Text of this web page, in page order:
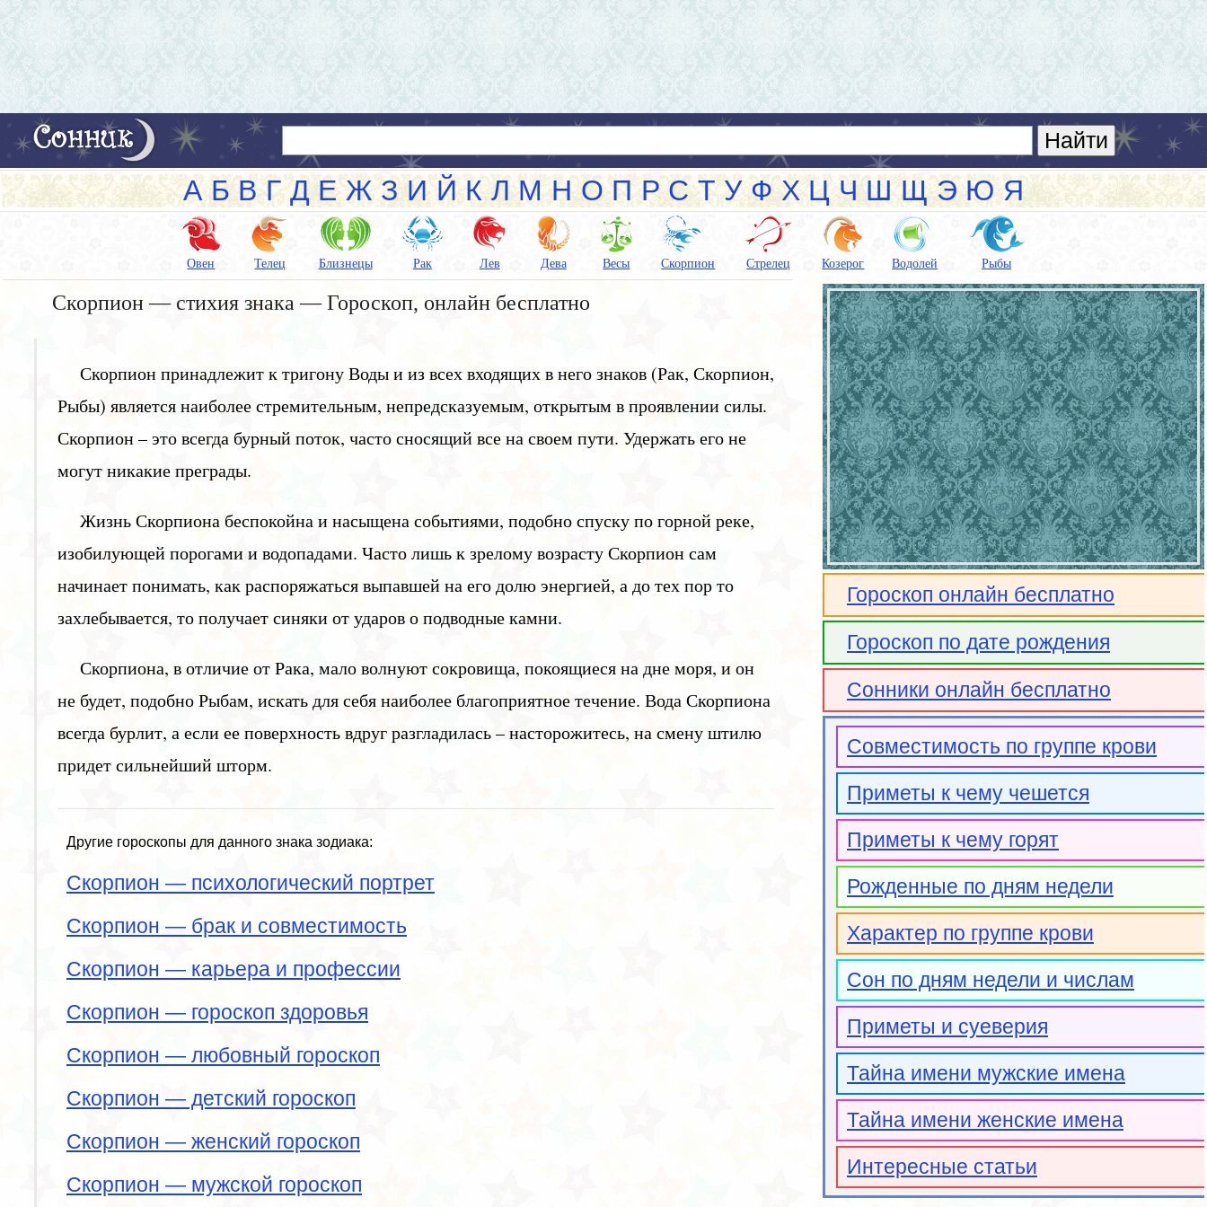
А Б В Г Д Е Ж З И Й К Л М Н О П Р С Т У Ф Х Ц Ч Ш Щ Э Ю Я
Овен Телец Близнецы Рак Лев Дева Весы Скорпион Стрелец Козерог Водолей Рыбы
Скорпион — стихия знака — Гороскоп, онлайн бесплатно
Скорпион принадлежит к тригону Воды и из всех входящих в него знаков (Рак, Скорпион,
Рыбы) является наиболее стремительным, непредсказуемым, открытым в проявлении силы.
Скорпион – это всегда бурный поток, часто сносящий все на своем пути. Удержать его не
могут никакие преграды.
Жизнь Скорпиона беспокойна и насыщена событиями, подобно спуску по горной реке,
изобилующей порогами и водопадами. Часто лишь к зрелому возрасту Скорпион сам
начинает понимать, как распоряжаться выпавшей на его долю энергией, а до тех пор то
захлебывается, то получает синяки от ударов о подводные камни.
Скорпиона, в отличие от Рака, мало волнуют сокровища, покоящиеся на дне моря, и он
не будет, подобно Рыбам, искать для себя наиболее благоприятное течение. Вода Скорпиона
всегда бурлит, а если ее поверхность вдруг разгладилась – насторожитесь, на смену штилю
придет сильнейший шторм.
Другие гороскопы для данного знака зодиака:
Скорпион — психологический портрет
Скорпион — брак и совместимость
Скорпион — карьера и профессии
Скорпион — гороскоп здоровья
Скорпион — любовный гороскоп
Скорпион — детский гороскоп
Скорпион — женский гороскоп
Скорпион — мужской гороскоп
Гороскоп онлайн бесплатно
Гороскоп по дате рождения
Сонники онлайн бесплатно
Совместимость по группе крови
Приметы к чему чешется
Приметы к чему горят
Рожденные по дням недели
Характер по группе крови
Сон по дням недели и числам
Приметы и суеверия
Тайна имени мужские имена
Тайна имени женские имена
Интересные статьи